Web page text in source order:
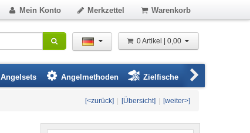
Mein Konto Merkzettel Warenkorb
0 Artikel | 0,00
Angelsets Angelmethoden Zielfische
[<zurück] [Übersicht] [weiter>]